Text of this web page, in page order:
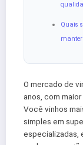
Quais
O mercado de
anos, com
Você vinhos
simples em
especializadas,